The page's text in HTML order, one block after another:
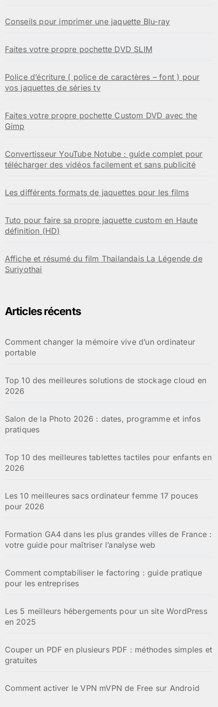
Conseils pour imprimer une jaquette Blu-ray
Faites votre propre pochette DVD SLIM
Police d’écriture ( police de caractères – font ) pour
vos jaquettes de séries tv
Faites votre propre pochette Custom DVD avec the
Gimp
Convertisseur YouTube Notube : guide complet pour
télécharger des vidéos facilement et sans publicité
Les différents formats de jaquettes pour les films
Tuto pour faire sa propre jaquette custom en Haute
définition (HD)
Affiche et résumé du film Thailandais La Légende de
Suriyothai
Articles récents
Comment changer la mémoire vive d’un ordinateur
portable
Top 10 des meilleures solutions de stockage cloud en
2026
Salon de la Photo 2026 : dates, programme et infos
pratiques
Top 10 des meilleures tablettes tactiles pour enfants en
2026
Les 10 meilleures sacs ordinateur femme 17 pouces
pour 2026
Formation GA4 dans les plus grandes villes de France :
votre guide pour maîtriser l’analyse web
Comment comptabiliser le factoring : guide pratique
pour les entreprises
Les 5 meilleurs hébergements pour un site WordPress
en 2025
Couper un PDF en plusieurs PDF : méthodes simples et
gratuites
Comment activer le VPN mVPN de Free sur Android